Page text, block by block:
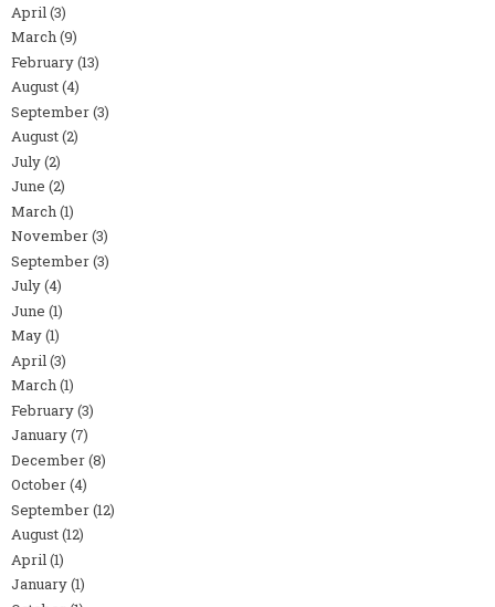
April(3)
March(9)
February(13)
August(4)
September(3)
August(2)
July(2)
June (2)
March(1)
November(3)
September(3)
July(4)
June (1)
May(1)
April(3)
March(1)
February(3)
January(7)
December(8)
October(4)
September(12)
August(12)
April(1)
January(1)